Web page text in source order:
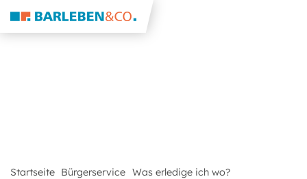
Startseite Bürgerservice Was erledige ich wo?